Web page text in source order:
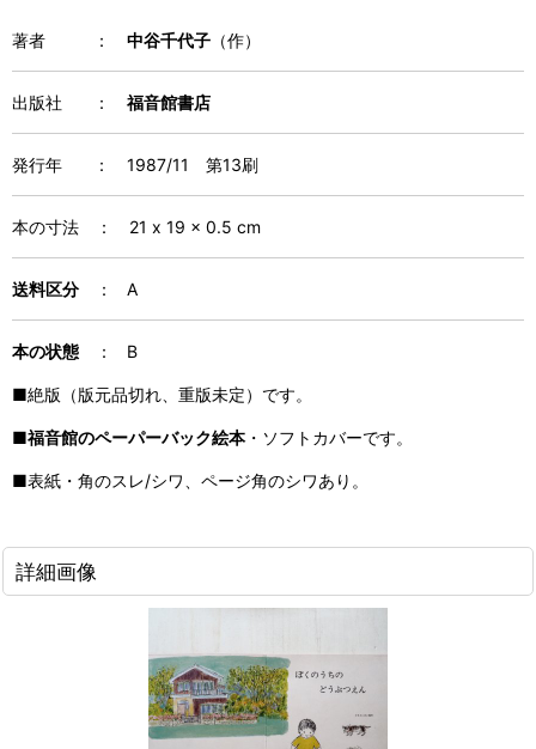
著者 ： 中谷千代子 （作）
出版社 ： 福音館書店
発行年 ： 1987/11 第13刷
本の寸法 ： 21 x 19 x 0.5 cm
送料区分 ： A
本の状態 ： B
■絶版（版元品切れ、重版未定）です。
■福音館のペーパーバック絵本・ソフトカバーです。
■表紙・角のスレ/シワ、ページ角のシワあり。
詳細画像